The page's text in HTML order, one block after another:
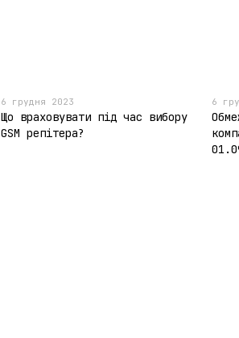
6 грудня 2023
Що враховувати під час вибору
GSM репітера?
6